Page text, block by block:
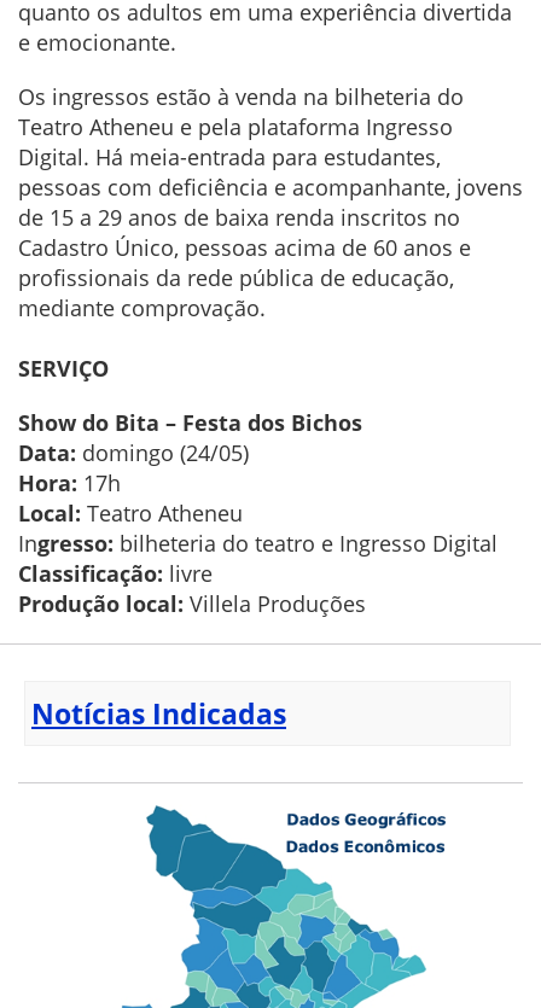
quanto os adultos em uma experiência divertida
e emocionante.
Os ingressos estão à venda na bilheteria do
Teatro Atheneu e pela plataforma Ingresso
Digital. Há meia-entrada para estudantes,
pessoas com deficiência e acompanhante, jovens
de 15 a 29 anos de baixa renda inscritos no
Cadastro Único, pessoas acima de 60 anos e
profissionais da rede pública de educação,
mediante comprovação.
SERVIÇO
Show do Bita – Festa dos Bichos
Data: domingo (24/05)
Hora: 17h
Local: Teatro Atheneu
Ingresso: bilheteria do teatro e Ingresso Digital
Classificação: livre
Produção local: Villela Produções
Notícias Indicadas